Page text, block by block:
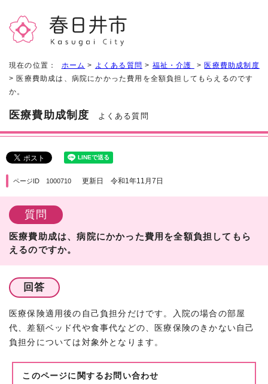
現在の位置： ホーム > よくある質問 > 福祉・介護 >医療費助成制度
> 医療費助成は、病院にかかった費用を全額負担してもらえるのです
か。
医療費助成制度 よくある質問
ページID 1000710 更新日 令和1年11月7日
質問
医療費助成は、病院にかかった費用を全額負担してもら
えるのですか。
回答
医療保険適用後の自己負担分だけです。入院の場合の部屋
代、差額ベッド代や食事代などの、医療保険のきかない自己
負担分については対象外となります。
このページに関する お問い合わせ